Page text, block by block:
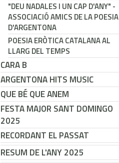
"DEU NADALES I UN CAP D'ANY" -
ASSOCIACIÓ AMICS DE LA POESIA
D'ARGENTONA
POESIA ERÒTICA CATALANA AL
LLARG DEL TEMPS
CARA B
ARGENTONA HITS MUSIC
QUE BÉ QUE ANEM
FESTA MAJOR SANT DOMINGO
2025
RECORDANT EL PASSAT
RESUM DE L'ANY 2025